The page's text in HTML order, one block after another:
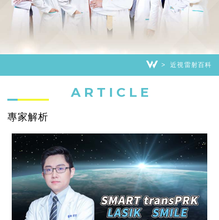
近視雷射百科
ARTICLE
專家解析